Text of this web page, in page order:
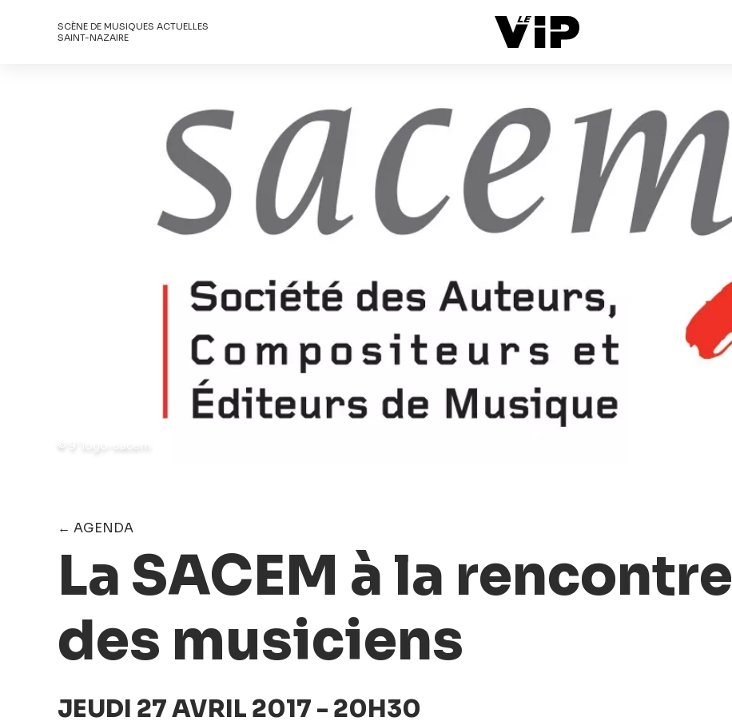
SCÈNE DE MUSIQUES ACTUELLES
SAINT-NAZAIRE
© 9' logo-sacem
← AGENDA
La SACEM à la rencontre
des musiciens
JEUDI 27 AVRIL 2017 - 20H30